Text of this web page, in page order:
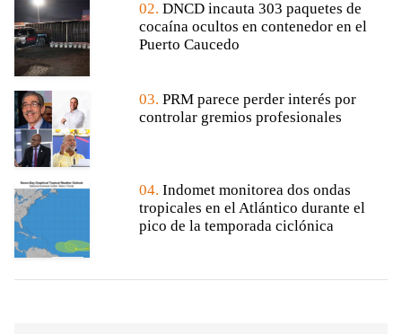
02. DNCD incauta 303 paquetes de
cocaína ocultos en contenedor en el
Puerto Caucedo
03. PRM parece perder interés por
controlar gremios profesionales
04. Indomet monitorea dos ondas
tropicales en el Atlántico durante el
pico de la temporada ciclónica